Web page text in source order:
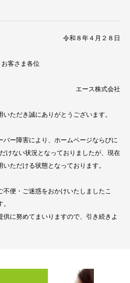
令和８年４月２８日
お客さま各位
エース株式会社
ただき誠にありがとうございます。
バー障害により、ホームページならびに
けない状況となっておりましたが、現在
ただける状態となっております。
不便・ご迷惑をおかけいたしましたこ
に努めてまいりますので、引き続きよ